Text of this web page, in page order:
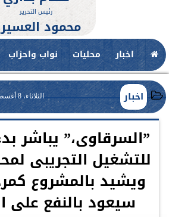
رئيس التحرير
محمود
اخبار محليات نواب واحزاب
اخبار الثلاثاء، 8 أغسطس 2023
”السرقاوى،” يباشر
للتشغيل التجريبى
ويشيد بالمشروع
سيعود بالنفع على